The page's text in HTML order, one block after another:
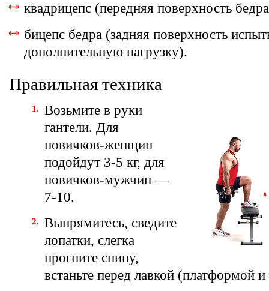
квадрицепс (передняя поверхность
бицепс бедра (задняя поверхность
дополнительную нагрузку).
Правильная техника
Возьмите в руки
гантели. Для
новичков-женщин
подойдут 3-5 кг, для
новичков-мужчин —
7-10.
Выпрямитесь, сведите
лопатки, слегка
прогните спину,
встаньте перед лавкой (платформой и